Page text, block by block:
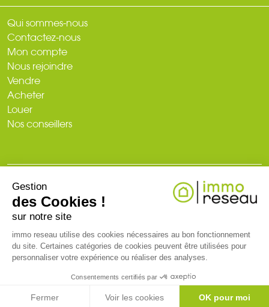
Qui sommes-nous
Contactez-nous
Mon compte
Nous rejoindre
Vendre
Acheter
Louer
Nos conseillers
Plan du site
Mentions légales
RCS NANTES 519 718 886. Carte professionnelle T et G n° CPI 3002
Gestion
des Cookies !
sur notre site
immo reseau utilise des cookies nécessaires au bon fonctionnement
du site. Certaines catégories de cookies peuvent être utilisées pour
personnaliser votre expérience ou réaliser des analyses.
Consentements certifiés par
Fermer Voir les cookies OK pour moi